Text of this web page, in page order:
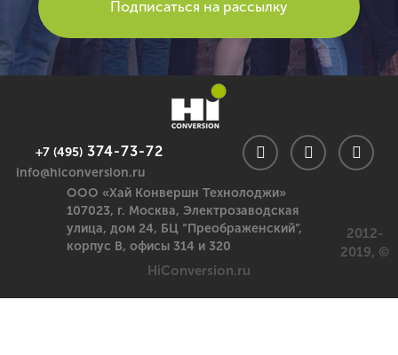
+7 (495) 374-73-72
info@hiconversion.ru
ООО «Хай Конвершн Технолоджи»
107023, г. Москва, Электрозаводская
улица, дом 24, БЦ “Преображенский”,
корпус В, офисы 314 и 320
2012-
2019, ©
HiConversion.ru